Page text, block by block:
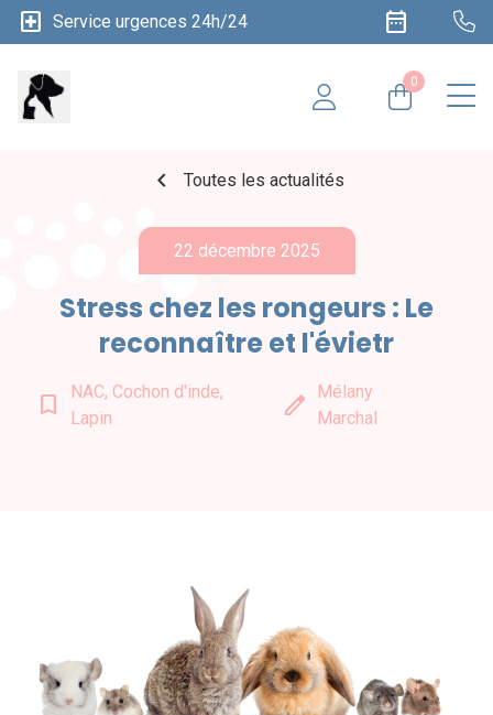
local_hospital Service urgences 24h/24 date_range
0
chevron_left Toutes les actualités
22 décembre 2025
Stress chez les rongeurs : Le
reconnaître et l'évietr
bookmark_border
NAC, Cochon d'inde,
Lapin
edit
Mélany
Marchal